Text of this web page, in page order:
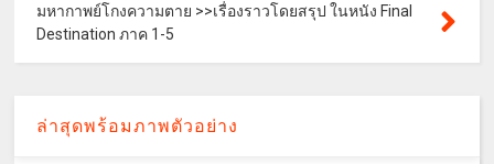
มหากาพย์โกงความตาย >>เรื่องราวโดยสรุป ในหนัง Final
Destination ภาค 1-5
ล่าสุดพร้อมภาพตัวอย่าง